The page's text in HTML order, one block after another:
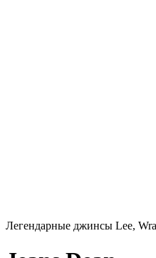
Легендарные джинсы Lee,